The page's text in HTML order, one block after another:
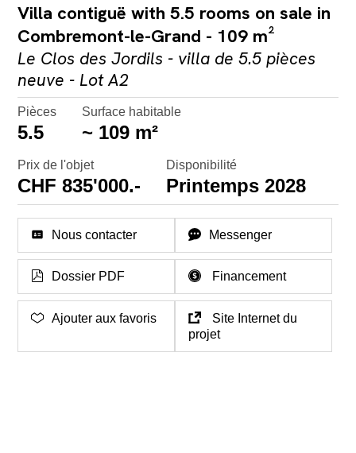
Villa contiguë with 5.5 rooms on sale in
Combremont-le-Grand - 109 m²
Le Clos des Jordils - villa de 5.5 pièces
neuve - Lot A2
Pièces
5.5
Surface habitable
~ 109 m²
Prix de l'objet
CHF 835'000.-
Disponibilité
Printemps 2028
Nous contacter Messenger
Dossier PDF Financement
Ajouter aux favoris
Site Internet du
projet